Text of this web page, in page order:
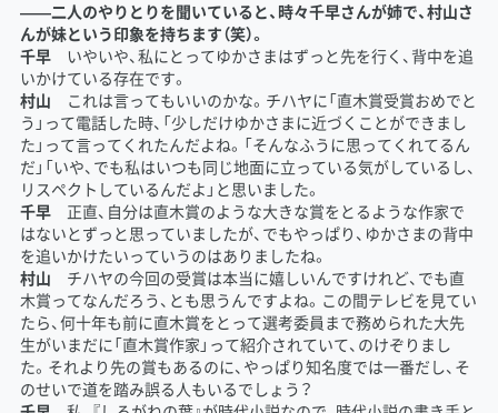
――二人のやりとりを聞いていると、時々千早さんが姉で、村山さ
んが妹という印象を持ちます（笑）。
千早いやいや、私にとってゆかさまはずっと先を行く、背中を追
いかけている存在です。
村山 これは言ってもいいのかな。チハヤに「直木賞受賞おめでと
う」って電話した時、「少しだけゆかさまに近づくことができまし
た」って言ってくれたんだよね。「そんなふうに思ってくれてるん
だ」「いや、でも私はいつも同じ地面に立っている気がしているし、
リスペクトしているんだよ」と思いました。
千早正直、自分は直木賞のような大きな賞をとるような作家で
はないとずっと思っていましたが、でもやっぱり、ゆかさまの背中
を追いかけたいっていうのはありましたね。
村山 チハヤの今回の受賞は本当に嬉しいんですけれど、でも直
木賞ってなんだろう、とも思うんですよね。この間テレビを見てい
たら、何十年も前に直木賞をとって選考委員まで務められた大先
生がいまだに「直木賞作家」って紹介されていて、のけぞりまし
た。それより先の賞もあるのに、やっぱり知名度では一番だし、そ
のせいで道を踏み誤る人もいるでしょう？